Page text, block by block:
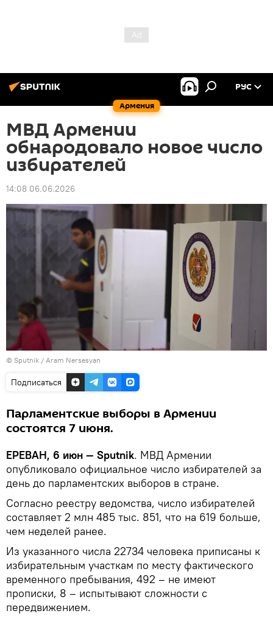
Армения
РУС
МВД Армении
обнародовало новое число
избирателей
14:08 06.06.2026
© Sputnik / Aram Nersesyan
Подписаться
Парламентские выборы в Армении
состоятся 7 июня.
ЕРЕВАН, 6 июн — Sputnik. МВД Армении
опубликовало официальное число избирателей за
день до парламентских выборов в стране.
Согласно реестру ведомства, число избирателей
составляет 2 млн 485 тыс. 851, что на 619 больше,
чем неделей ранее.
Из указанного числа 22734 человека приписаны к
избирательным участкам по месту фактического
временного пребывания, 492 – не имеют
прописки, 8 – испытывают сложности с
передвижением.